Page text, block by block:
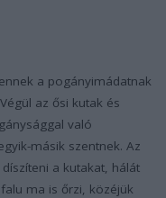
a pogányimádatnak
az ősi kutak és
való
másik szentnek. Az
a kutakat, hálát
ma is őrzi, közéjük